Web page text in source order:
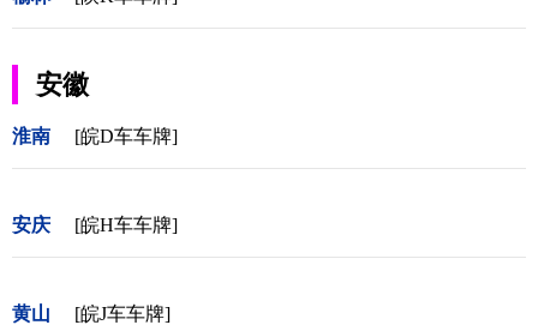
安徽
淮南 [皖D车车牌]
安庆 [皖H车车牌]
黄山 [皖J车车牌]